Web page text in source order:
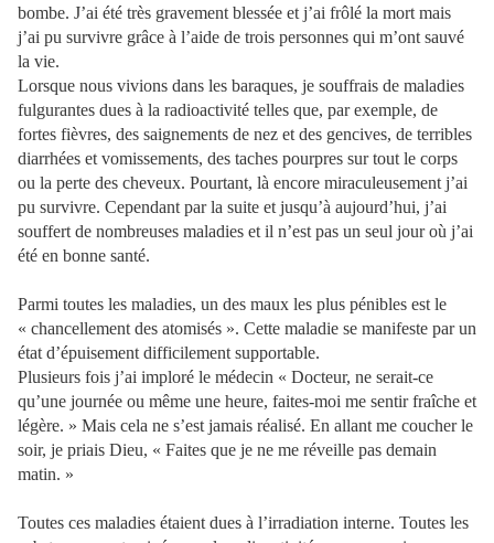
bombe. J’ai été très gravement blessée et j’ai frôlé la mort mais
j’ai pu survivre grâce à l’aide de trois personnes qui m’ont sauvé
la vie.
Lorsque nous vivions dans les baraques, je souffrais de maladies
fulgurantes dues à la radioactivité telles que, par exemple, de
fortes fièvres, des saignements de nez et des gencives, de terribles
diarrhées et vomissements, des taches pourpres sur tout le corps
ou la perte des cheveux. Pourtant, là encore miraculeusement j’ai
pu survivre. Cependant par la suite et jusqu’à aujourd’hui, j’ai
souffert de nombreuses maladies et il n’est pas un seul jour où j’ai
été en bonne santé.
Parmi toutes les maladies, un des maux les plus pénibles est le
« chancellement des atomisés ». Cette maladie se manifeste par un
état d’épuisement difficilement supportable.
Plusieurs fois j’ai imploré le médecin « Docteur, ne serait-ce
qu’une journée ou même une heure, faites-moi me sentir fraîche et
légère. » Mais cela ne s’est jamais réalisé. En allant me coucher le
soir, je priais Dieu, « Faites que je ne me réveille pas demain
matin. »
Toutes ces maladies étaient dues à l’irradiation interne. Toutes les